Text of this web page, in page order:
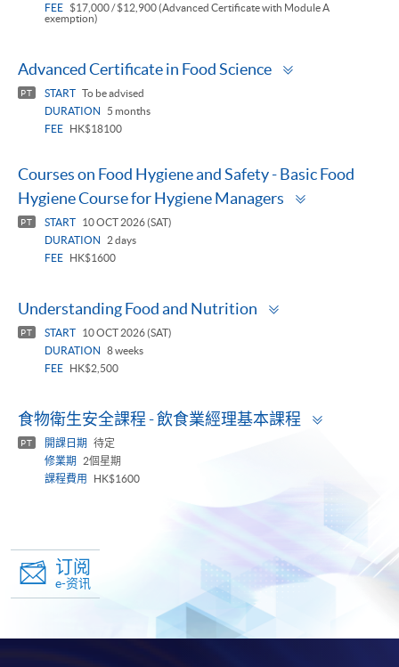
FEE $17,000 / $12,900 (Advanced Certificate with Module A
exemption)
Advanced Certificate in Food Science
PT START To be advised
DURATION
5 months
FEE
HK$18100
Courses on Food Hygiene and Safety - Basic Food
Hygiene Course for Hygiene Managers
PT START
10 OCT 2026 (SAT)
DURATION
2 days
FEE
HK$1600
Understanding Food and Nutrition
PT START
10 OCT 2026 (SAT)
DURATION
8 weeks
FEE
HK$2,500
食物衛生安全課程 - 飲食業經理基本課程
PT 開課日期
待定
修業期
2個星期
課程費用
HK$1600
订阅
e-资讯